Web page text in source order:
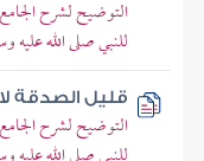
التوضيح لشرح
للنبي صلى الله عليه
قليل الصدقة
التوضيح لشرح